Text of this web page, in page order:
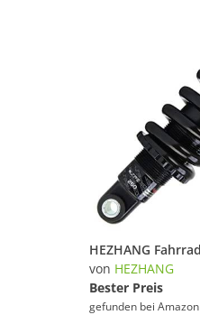
von HEZHANG
Bester Preis
gefunden bei Amazon